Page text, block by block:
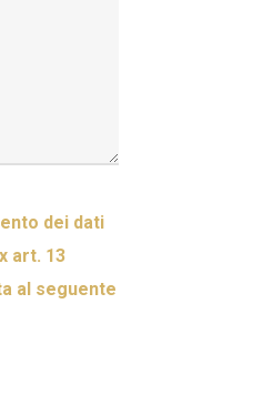
dei dati
art. 13
al seguente